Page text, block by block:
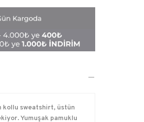
kollu sweatshirt, üstün
Yumuşak pamuklu